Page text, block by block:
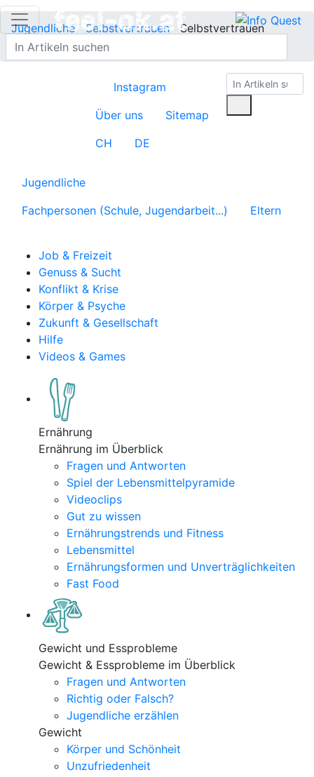
Jugendliche Selbstvertrauen
Selbstvertrauen
aufpeppen
Instagram
Über uns
Sitemap
CH
DE
Jugendliche
Fachpersonen (Schule, Jugendarbeit...)
Eltern
Job & Freizeit
Genuss & Sucht
Konflikt & Krise
Körper & Psyche
Zukunft & Gesellschaft
Hilfe
Videos & Games
Ernährung
Ernährung im Überblick
Fragen und Antworten
Spiel der Lebensmittelpyramide
Videoclips
Gut zu wissen
Ernährungstrends und Fitness
Lebensmittel
Ernährungsformen und Unverträglichkeiten
Fast Food
Gewicht und Essprobleme
Gewicht & Essprobleme im Überblick
Fragen und Antworten
Richtig oder Falsch?
Jugendliche erzählen
Gewicht
Körper und Schönheit
Unzufriedenheit